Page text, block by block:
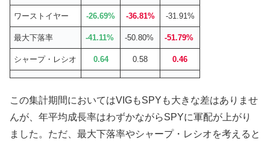
ワーストイヤー -26.69% -36.81% -31.91%
最大下落率 -41.11% -50.80% -51.79%
シャープ・レシオ 0.64 0.58 0.46
この集計期間においてはVIGもSPYも大きな差はありませ
んが、年平均成長率はわずかながらSPYに軍配が上がり
ました。ただ、最大下落率やシャープ・レシオを考えると